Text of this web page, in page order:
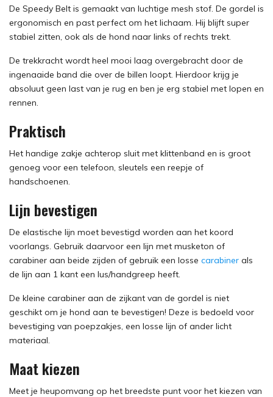
De Speedy Belt is gemaakt van luchtige mesh stof. De gordel is
ergonomisch en past perfect om het lichaam. Hij blijft super
stabiel zitten, ook als de hond naar links of rechts trekt.
De trekkracht wordt heel mooi laag overgebracht door de
ingenaaide band die over de billen loopt. Hierdoor krijg je
absoluut geen last van je rug en ben je erg stabiel met lopen en
rennen.
Praktisch
Het handige zakje achterop sluit met klittenband en is groot
genoeg voor een telefoon, sleutels een reepje of
handschoenen.
Lijn bevestigen
De elastische lijn moet bevestigd worden aan het koord
voorlangs. Gebruik daarvoor een lijn met musketon of
carabiner aan beide zijden of gebruik een losse carabiner als
de lijn aan 1 kant een lus/handgreep heeft.
De kleine carabiner aan de zijkant van de gordel is niet
geschikt om je hond aan te bevestigen! Deze is bedoeld voor
bevestiging van poepzakjes, een losse lijn of ander licht
materiaal.
Maat kiezen
Meet je heupomvang op het breedste punt voor het kiezen van